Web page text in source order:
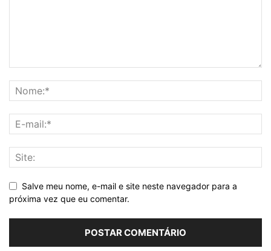
Salve meu nome, e-mail e site neste navegador para a
próxima vez que eu comentar.